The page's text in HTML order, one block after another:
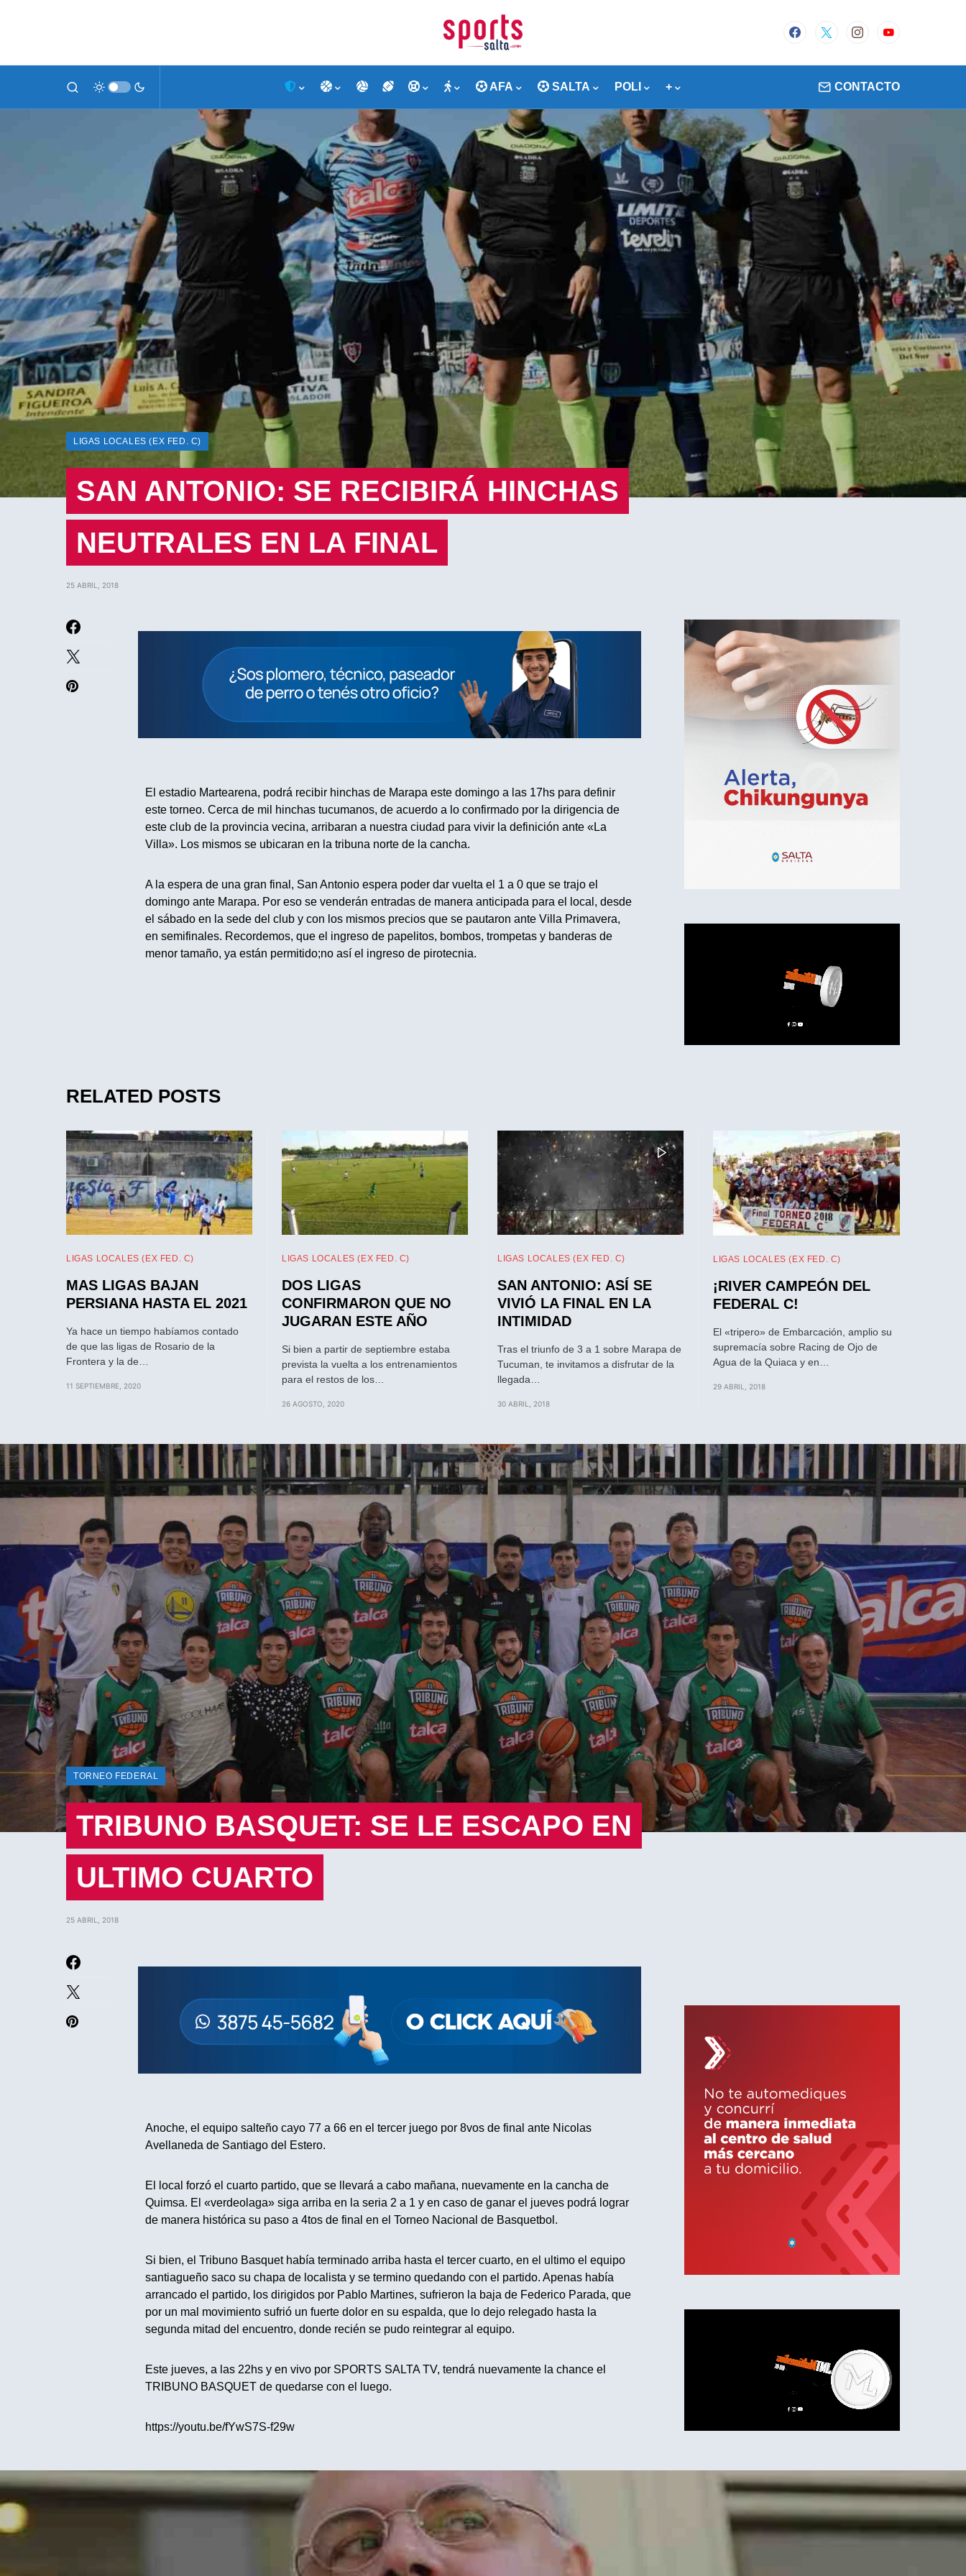
AFA SALTA POLI + CONTACTO
LIGAS LOCALES (EX FED. C)
SAN ANTONIO: SE RECIBIRÁ HINCHAS
NEUTRALES EN LA FINAL
25 ABRIL, 2018
El estadio Martearena, podrá recibir hinchas de Marapa este domingo a las 17hs para definir
este torneo. Cerca de mil hinchas tucumanos, de acuerdo a lo confirmado por la dirigencia de
este club de la provincia vecina, arribaran a nuestra ciudad para vivir la definición ante «La
Villa». Los mismos se ubicaran en la tribuna norte de la cancha.
A la espera de una gran final, San Antonio espera poder dar vuelta el 1 a 0 que se trajo el
domingo ante Marapa. Por eso se venderán entradas de manera anticipada para el local, desde
el sábado en la sede del club y con los mismos precios que se pautaron ante Villa Primavera,
en semifinales. Recordemos, que el ingreso de papelitos, bombos, trompetas y banderas de
menor tamaño, ya están permitido;no así el ingreso de pirotecnia.
RELATED POSTS
LIGAS LOCALES (EX FED. C)
MAS LIGAS BAJAN
PERSIANA HASTA EL 2021
Ya hace un tiempo habíamos contado
de que las ligas de Rosario de la
Frontera y la de…
11 SEPTIEMBRE, 2020
LIGAS LOCALES (EX FED. C)
DOS LIGAS
CONFIRMARON QUE NO
JUGARAN ESTE AÑO
Si bien a partir de septiembre estaba
prevista la vuelta a los entrenamientos
para el restos de los…
26 AGOSTO, 2020
LIGAS LOCALES (EX FED. C)
SAN ANTONIO: ASÍ SE
VIVIÓ LA FINAL EN LA
INTIMIDAD
Tras el triunfo de 3 a 1 sobre Marapa de
Tucuman, te invitamos a disfrutar de la
llegada…
30 ABRIL, 2018
LIGAS LOCALES (EX FED. C)
¡RIVER CAMPEÓN DEL
FEDERAL C!
El «tripero» de Embarcación, amplio su
supremacía sobre Racing de Ojo de
Agua de la Quiaca y en…
29 ABRIL, 2018
TORNEO FEDERAL
TRIBUNO BASQUET: SE LE ESCAPO EN
ULTIMO CUARTO
25 ABRIL, 2018
Anoche, el equipo salteño cayo 77 a 66 en el tercer juego por 8vos de final ante Nicolas
Avellaneda de Santiago del Estero.
El local forzó el cuarto partido, que se llevará a cabo mañana, nuevamente en la cancha de
Quimsa. El «verdeolaga» siga arriba en la seria 2 a 1 y en caso de ganar el jueves podrá lograr
de manera histórica su paso a 4tos de final en el Torneo Nacional de Basquetbol.
Si bien, el Tribuno Basquet había terminado arriba hasta el tercer cuarto, en el ultimo el equipo
santiagueño saco su chapa de localista y se termino quedando con el partido. Apenas había
arrancado el partido, los dirigidos por Pablo Martines, sufrieron la baja de Federico Parada, que
por un mal movimiento sufrió un fuerte dolor en su espalda, que lo dejo relegado hasta la
segunda mitad del encuentro, donde recién se pudo reintegrar al equipo.
Este jueves, a las 22hs y en vivo por SPORTS SALTA TV, tendrá nuevamente la chance el
TRIBUNO BASQUET de quedarse con el luego.
https://youtu.be/fYwS7S-f29w